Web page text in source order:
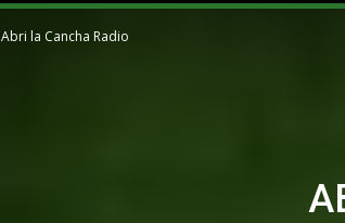
Abri la Cancha Radio